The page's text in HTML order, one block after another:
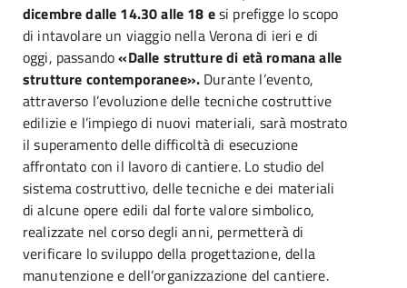
dicembre dalle 14.30 alle 18 esi prefigge lo scopo
di intavolare un viaggio nella Verona di ieri e di
oggi, passando«Dalle strutture di età romana alle
strutture contemporanee». Durante l’evento,
attraverso l’evoluzione delle tecniche costruttive
edilizie e l’impiego di nuovi materiali, sarà mostrato
il superamento delle difficoltà di esecuzione
affrontato con il lavoro di cantiere. Lo studio del
sistema costruttivo, delle tecniche e dei materiali
di alcune opere edili dal forte valore simbolico,
realizzate nel corso degli anni, permetterà di
verificare lo sviluppo della progettazione, della
manutenzione e dell’organizzazione del cantiere.